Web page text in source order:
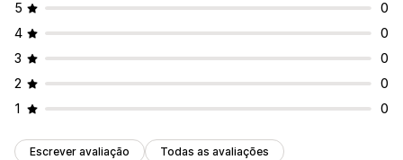
5
0
4
0
3
0
2
0
1
0
Escrever avaliação Todas as avaliações